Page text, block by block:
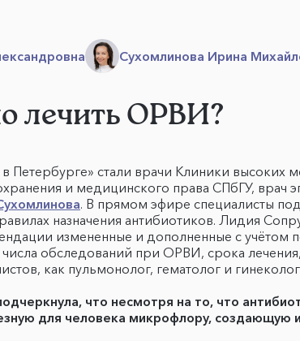
Сухомлинова Ирина
лечить ОРВИ?
Петербурге» стали врачи Клиники высоких
и медицинского права СПбГУ, врач
. В прямом эфире специалисты
назначения антибиотиков. Лидия
измененные и дополненные с учётом
обследований при ОРВИ, срока
как пульмонолог, гематолог и
что несмотря на то, что
для человека микрофлору, создающую